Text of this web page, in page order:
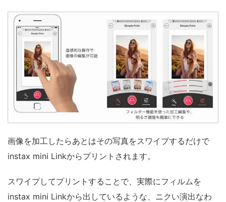
画像を加工したらあとはその写真をスワイプするだけで
instax mini Linkからプリントされます。
スワイプしてプリントすることで、実際にフィルムを
instax mini Linkから出しているような、ニクい演出なわ